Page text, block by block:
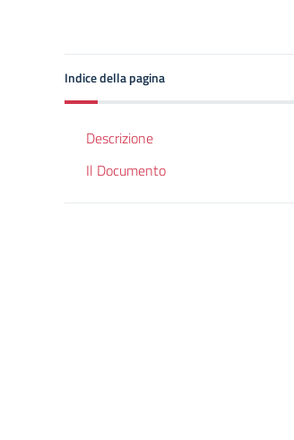
Indice della pagina
Descrizione
Il Documento